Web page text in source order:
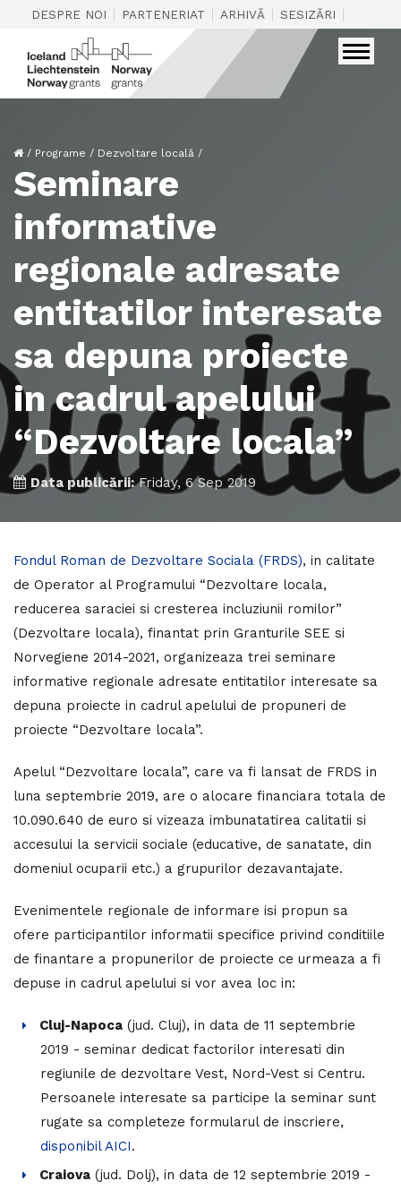
DESPRE NOI | PARTENERIAT | ARHIVĂ | SESIZĂRI |
/ Programe / Dezvoltare locală /
Seminare
informative
regionale adresate
entitatilor interesate
sa depuna proiecte
in cadrul apelului
“Dezvoltare locala”
Data publicării:Friday, 6 Sep 2019
Fondul Roman de Dezvoltare Sociala (FRDS), in calitate
de Operator al Programului “Dezvoltare locala,
reducerea saraciei si cresterea incluziunii romilor”
(Dezvoltare locala), finantat prin Granturile SEE si
Norvegiene 2014-2021, organizeaza trei seminare
informative regionale adresate entitatilor interesate sa
depuna proiecte in cadrul apelului de propuneri de
proiecte “Dezvoltare locala”.
Apelul “Dezvoltare locala”, care va fi lansat de FRDS in
luna septembrie 2019, are o alocare financiara totala de
10.090.640 de euro si vizeaza imbunatatirea calitatii si
accesului la servicii sociale (educative, de sanatate, din
domeniul ocuparii etc.) a grupurilor dezavantajate.
Evenimentele regionale de informare isi propun sa
ofere participantilor informatii specifice privind conditiile
de finantare a propunerilor de proiecte ce urmeaza a fi
depuse in cadrul apelului si vor avea loc in:
Cluj-Napoca (jud. Cluj), in data de 11 septembrie
2019 - seminar dedicat factorilor interesati din
regiunile de dezvoltare Vest, Nord-Vest si Centru.
Persoanele interesate sa participe la seminar sunt
rugate sa completeze formularul de inscriere,
disponibil AICI.
Craiova (jud. Dolj), in data de 12 septembrie 2019 -